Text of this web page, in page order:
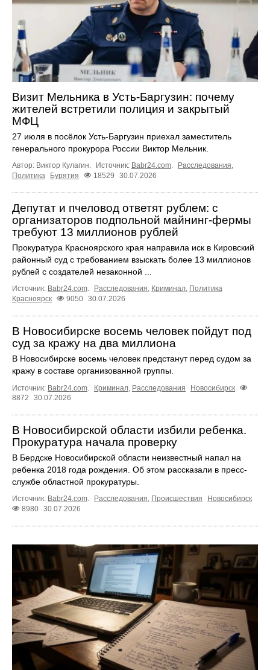
Визит Мельника в Усть-Баргузин: почему
жителей встретили полиция и закрытый
МФЦ
27 июля в посёлок Усть-Баргузин приехал заместитель
генерального прокурора России Виктор Мельник.
Автор: Виктор Кулагин. Источник: Babr24.com Расследования
Политика
Бурятия 18529 30.07.2026
Депутат и пчеловод ответят рублем: с
организаторов подпольной майнинг-фермы
требуют 13 миллионов рублей
Прокуратура Красноярского края направила иск в Кировский
районный суд с требованием взыскать более 13 миллионов
рублей с создателей незаконной ...
Источник: Babr24.com. Расследования, Криминал, Политика
Красноярск
9050 30.07.2026
В Новосибирске восемь человек пойдут под
суд за кражу на два миллиона
В Новосибирске восемь человек предстанут перед судом за
кражу в составе организованной группы.
Источник: Babr24.com. Криминал, Расследования
Новосибирск
8872
30.07.2026
В Новосибирской области избили ребенка.
Прокуратура начала проверку
В Бердске Новосибирской области неизвестный напал на
ребенка 2018 года рождения. Об этом рассказали в пресс-
службе областной прокуратуры.
Источник: Babr24.com. Расследования, Происшествия
Новосибирск
8980 30.07.2026